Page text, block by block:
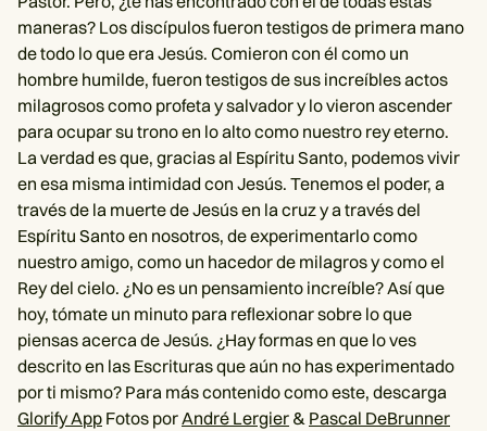
maneras? Los discípulos fueron testigos de primera mano
de todo lo que era Jesús. Comieron con él como un
hombre humilde, fueron testigos de sus increíbles actos
milagrosos como profeta y salvador y lo vieron ascender
para ocupar su trono en lo alto como nuestro rey eterno.
La verdad es que, gracias al Espíritu Santo, podemos vivir
en esa misma intimidad con Jesús. Tenemos el poder, a
través de la muerte de Jesús en la cruz y a través del
Espíritu Santo en nosotros, de experimentarlo como
nuestro amigo, como un hacedor de milagros y como el
Rey del cielo. ¿No es un pensamiento increíble? Así que
hoy, tómate un minuto para reflexionar sobre lo que
piensas acerca de Jesús. ¿Hay formas en que lo ves
descrito en las Escrituras que aún no has experimentado
por ti mismo? Para más contenido como este, descarga
Glorify App Fotos porAndré Lergier & Pascal DeBrunner